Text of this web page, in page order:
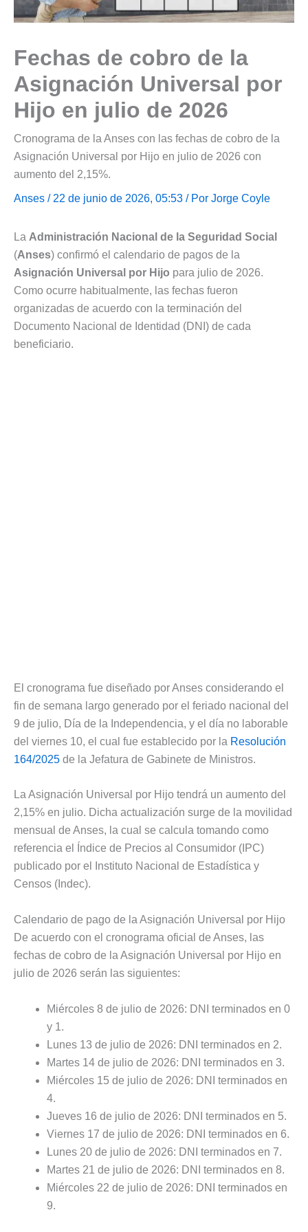
Fechas de cobro de la
Asignación Universal por
Hijo en julio de 2026
Cronograma de la Anses con las fechas de cobro de la
Asignación Universal por Hijo en julio de 2026 con
aumento del 2,15%.
Anses / 22 de junio de 2026, 05:53 / Por Jorge Coyle
La Administración Nacional de la Seguridad Social
(Anses) confirmó el calendario de pagos de la
Asignación Universal por Hijo para julio de 2026.
Como ocurre habitualmente, las fechas fueron
organizadas de acuerdo con la terminación del
Documento Nacional de Identidad (DNI) de cada
beneficiario.
El cronograma fue diseñado por Anses considerando el
fin de semana largo generado por el feriado nacional del
9 de julio, Día de la Independencia, y el día no laborable
del viernes 10, el cual fue establecido por la Resolución
164/2025 de la Jefatura de Gabinete de Ministros.
La Asignación Universal por Hijo tendrá un aumento del
2,15% en julio. Dicha actualización surge de la movilidad
mensual de Anses, la cual se calcula tomando como
referencia el Índice de Precios al Consumidor (IPC)
publicado por el Instituto Nacional de Estadística y
Censos (Indec).
Calendario de pago de la Asignación Universal por Hijo
De acuerdo con el cronograma oficial de Anses, las
fechas de cobro de la Asignación Universal por Hijo en
julio de 2026 serán las siguientes:
Miércoles 8 de julio de 2026: DNI terminados en 0
y 1.
Lunes 13 de julio de 2026: DNI terminados en 2.
Martes 14 de julio de 2026: DNI terminados en 3.
Miércoles 15 de julio de 2026: DNI terminados en
4.
Jueves 16 de julio de 2026: DNI terminados en 5.
Viernes 17 de julio de 2026: DNI terminados en 6.
Lunes 20 de julio de 2026: DNI terminados en 7.
Martes 21 de julio de 2026: DNI terminados en 8.
Miércoles 22 de julio de 2026: DNI terminados en
9.